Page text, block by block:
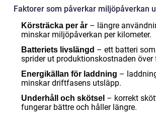
Faktorer som påverkar miljöpåverkan
Körsträcka per år – längre
minskar miljöpåverkan per kilometer.
Batteriets livslängd – ett batteri
sprider ut produktionskostnaden över
Energikällan för laddning –
minskar driftfasens utsläpp.
Underhåll och skötsel – korrekt
fungerar bättre och håller längre.